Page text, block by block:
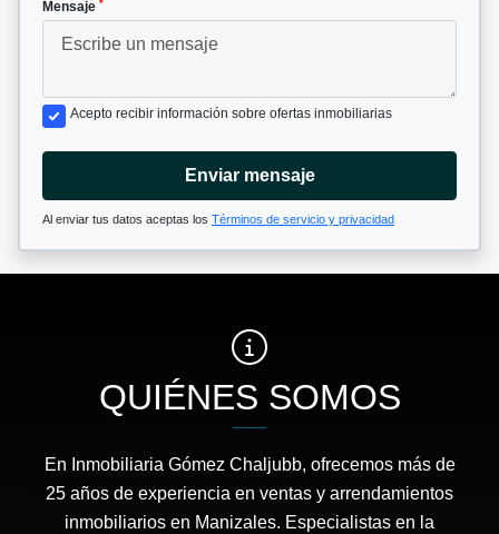
Mensaje *
Acepto recibir información sobre ofertas inmobiliarias
Enviar mensaje
Al enviar tus datos aceptas los Términos de servicio y privacidad
QUIÉNES SOMOS
En Inmobiliaria Gómez Chaljubb, ofrecemos más de
25 años de experiencia en ventas y arrendamientos
inmobiliarios en Manizales. Especialistas en la